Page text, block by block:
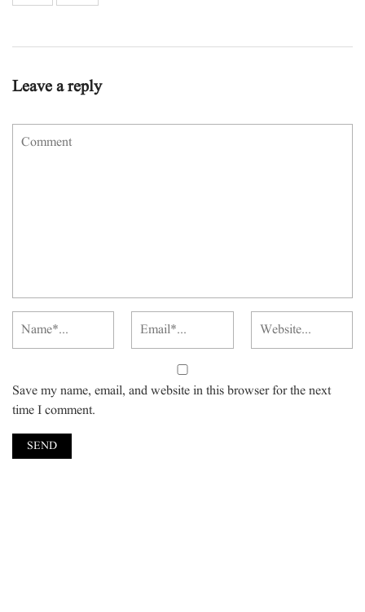
Leave a reply
Save my name, email, and website in this browser for the next
time I comment.